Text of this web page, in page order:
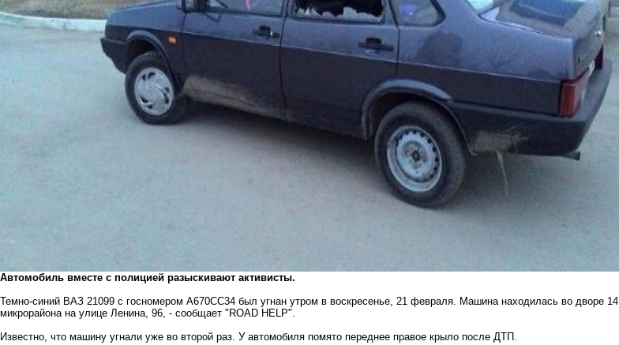
Автомобиль вместе с полицией разыскивают активисты.
Темно-синий ВАЗ 21099 с госномером А670СС34 был угнан утром в воскресенье, 21 февраля. Машина находилась во дворе 14
микрорайона на улице Ленина, 96, - сообщает "ROAD HELP".
Известно, что машину угнали уже во второй раз. У автомобиля помято переднее правое крыло после ДТП.